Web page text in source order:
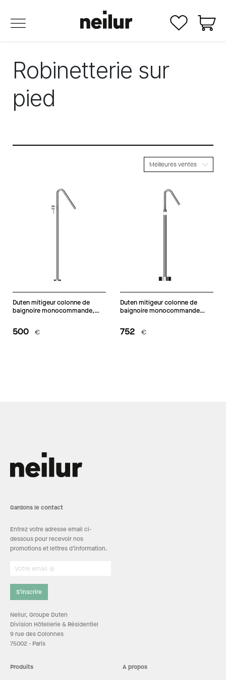
Robinetterie sur
pied
Meilleures ventes
Duten mitigeur colonne de
baignoire monocommande,
500 €
Duten mitigeur colonne de
baignoire monocommande
752 €
Gardons le contact
Entrez votre adresse email ci-
dessous pour recevoir nos
promotions et lettres d’information.
S’inscrire
Neilur, Groupe Duten
Division Hôtellerie & Résidentiel
9 rue des Colonnes
75002 - Paris
Produits A propos